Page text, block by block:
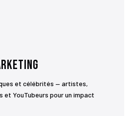
et célébrités — artistes,
YouTubeurs pour un impact